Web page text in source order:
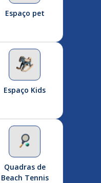
Espaço pet
Espaço Kids
Quadras de
Beach Tennis